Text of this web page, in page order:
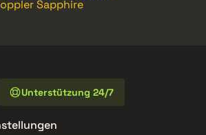
Sapphire
Unterstützung 24/7